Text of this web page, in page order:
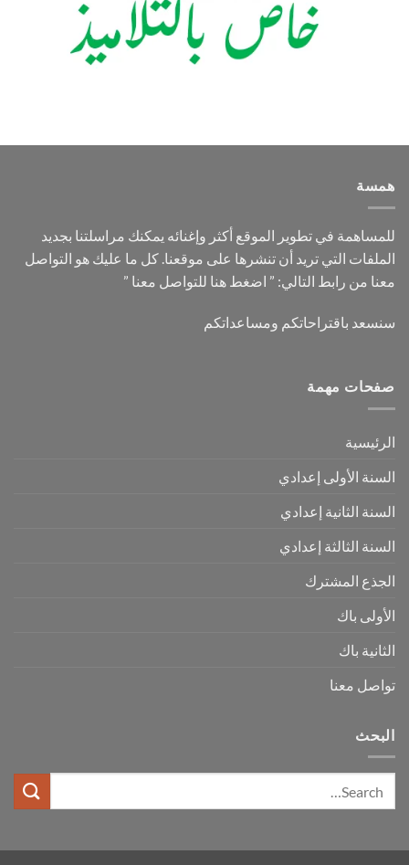
همسة
للمساهمة في تطوير الموقع أكثر وإغنائه يمكنك مراسلتنا بجديد
الملفات التي تريد أن تنشرها على موقعنا. كل ما عليك هو التواصل
معنا من رابط التالي: ” اضغط هنا للتواصل معنا ”
سنسعد باقتراحاتكم ومساعداتكم
صفحات مهمة
الرئيسية
السنة الأولى إعدادي
السنة الثانية إعدادي
السنة الثالثة إعدادي
الجذع المشترك
الأولى باك
الثانية باك
تواصل معنا
البحث